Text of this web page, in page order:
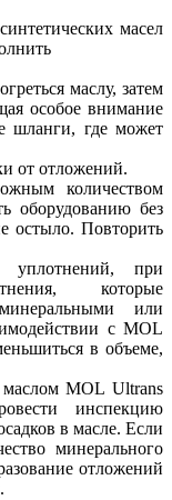
масел
маслу, затем
особое внимание
шланги, где может
от отложений.
количеством
оборудованию без
остыло. Повторить
уплотнений, при
которые
или
с MOL
в объеме,
MOL Ultrans
инспекцию
в масле. Если
минерального
отложений